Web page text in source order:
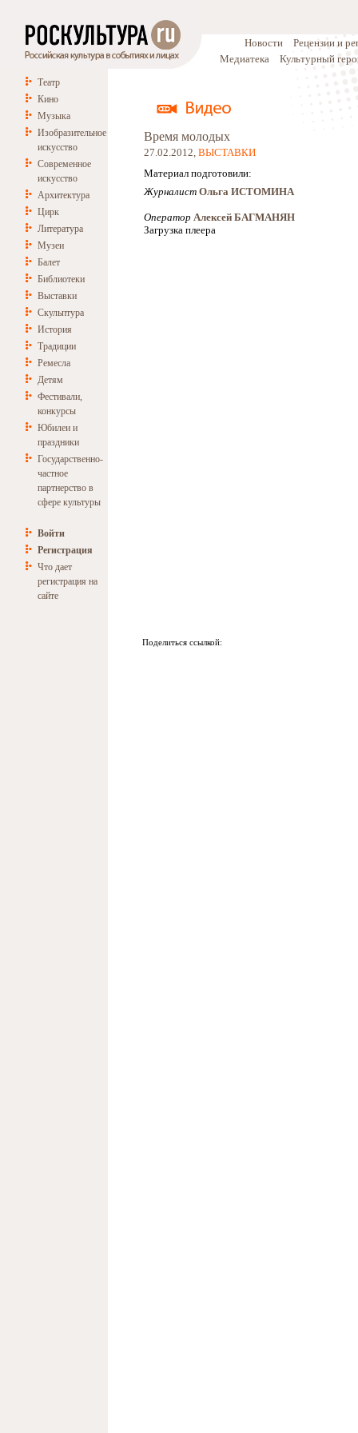
Новости
Рецензии и
Медиатека
Культурный
Театр
Кино
Музыка
Изобразительное
искусство
Современное
искусство
Архитектура
Цирк
Литература
Музеи
Балет
Библиотеки
Выставки
Скульптура
История
Традиции
Ремесла
Детям
Фестивали,
конкурсы
Юбилеи и
праздники
Государственно-
частное
партнерство в
сфере культуры
Войти
Регистрация
Что дает
регистрация на
сайте
Время молодых
27.02.2012, ВЫСТАВКИ
Материал подготовили:
Журналист Ольга ИСТОМИНА
Оператор Алексей БАГМАНЯН
Загрузка плеера
Поделиться ссылкой: